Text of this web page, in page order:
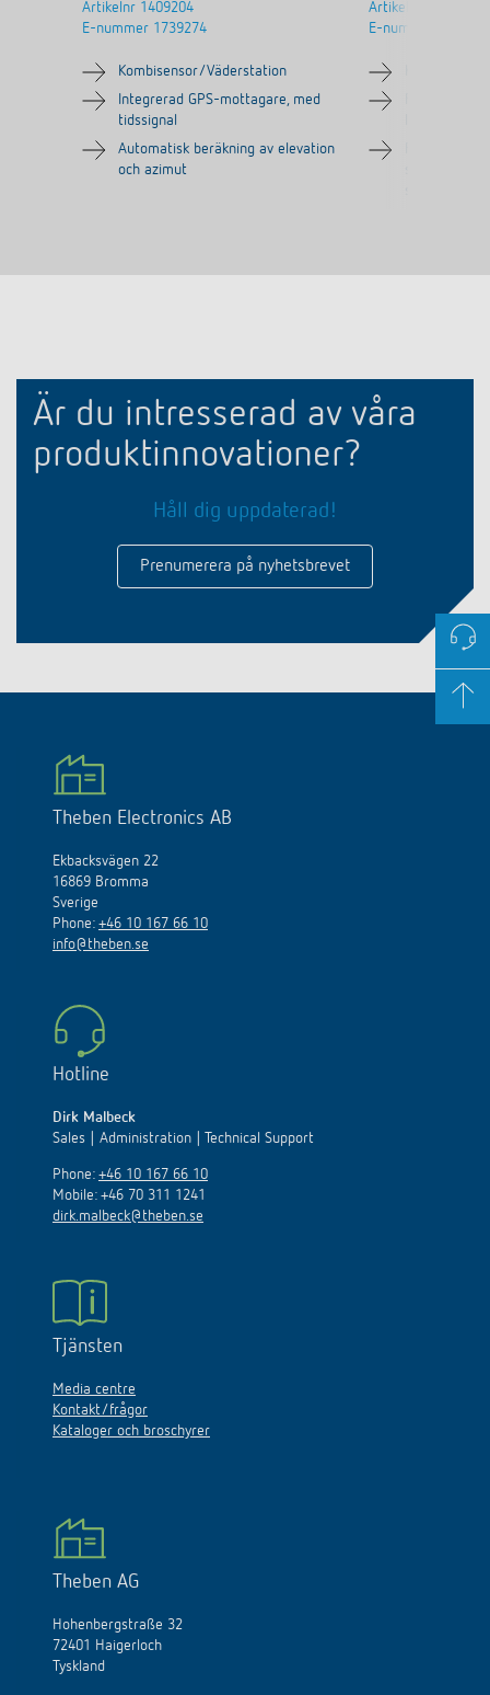
Artikelnr 1409204
E-nummer 1739274
Kombisensor/Väderstation
Integrerad GPS-mottagare, med
tidssignal
Automatisk beräkning av elevation
och azimut
Artikelnr
E-nummer
Är du intresserad av våra
produktinnovationer?
Håll dig uppdaterad!
Prenumerera på nyhetsbrevet
Theben Electronics AB
Ekbacksvägen 22
16869 Bromma
Sverige
Phone: +46 10 167 66 10
info@theben.se
Hotline
Dirk Malbeck
Sales | Administration | Technical Support
Phone: +46 10 167 66 10
Mobile: +46 70 311 1241
dirk.malbeck@theben.se
Tjänsten
Media centre
Kontakt/frågor
Kataloger och broschyrer
Theben AG
Hohenbergstraße 32
72401 Haigerloch
Tyskland